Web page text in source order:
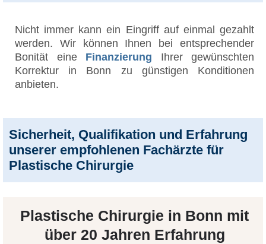
Nicht immer kann ein Eingriff auf einmal gezahlt
werden. Wir können Ihnen bei entsprechender
Bonität eine Finanzierung Ihrer gewünschten
Korrektur in Bonn zu günstigen Konditionen
anbieten.
Sicherheit, Qualifikation und Erfahrung
unserer empfohlenen Fachärzte für
Plastische Chirurgie
Plastische Chirurgie in Bonn mit
über 20 Jahren Erfahrung